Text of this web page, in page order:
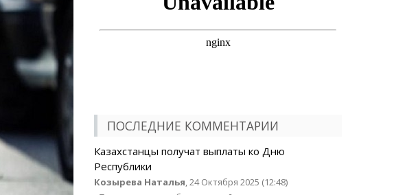
ПОСЛЕДНИЕ КОММЕНТАРИИ
Казахстанцы получат выплаты ко Дню
Республики
Козырева Наталья, 24 Октября 2025 (12:48)